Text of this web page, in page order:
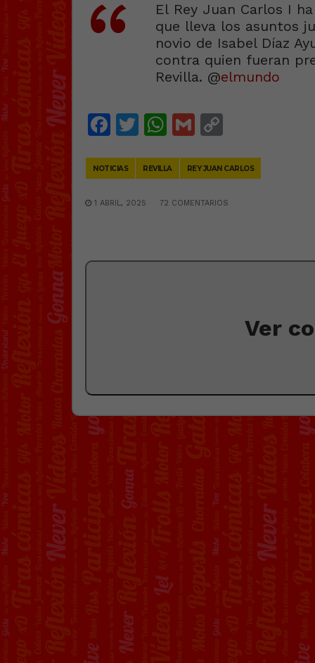
El Rey Juan Carlos I
que lleva los asuntos
novio de Isabel Díaz
contra quien fueran
Revilla. @elmundo
Facebook
Twitter
WhatsApp
Gmail
NOTICIAS REVILLA REY JUAN CARLOS
1 ABRIL, 2025 72 COMENTARIOS
Ver